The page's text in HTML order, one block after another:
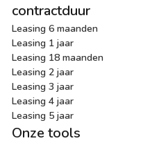
contractduur
Leasing 6 maanden
Leasing 1 jaar
Leasing 18 maanden
Leasing 2 jaar
Leasing 3 jaar
Leasing 4 jaar
Leasing 5 jaar
Onze tools